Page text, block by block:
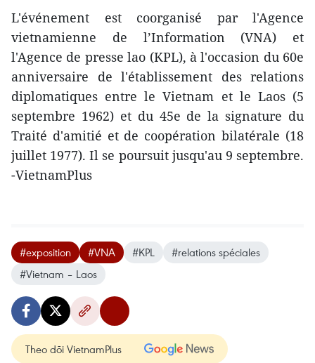
L'événement est coorganisé par l'Agence
vietnamienne de l’Information (VNA) et
l'Agence de presse lao (KPL), à l'occasion du 60e
anniversaire de l'établissement des relations
diplomatiques entre le Vietnam et le Laos (5
septembre 1962) et du 45e de la signature du
Traité d'amitié et de coopération bilatérale (18
juillet 1977). Il se poursuit jusqu'au 9 septembre.
-VietnamPlus
#exposition #VNA #KPL
#relations spéciales
#Vietnam – Laos
Theo dõi VietnamPlus